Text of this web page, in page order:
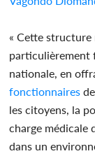
« Cette
particulièrement
nationale, en
fonctionnaires de
les citoyens, la
charge médicale
dans un